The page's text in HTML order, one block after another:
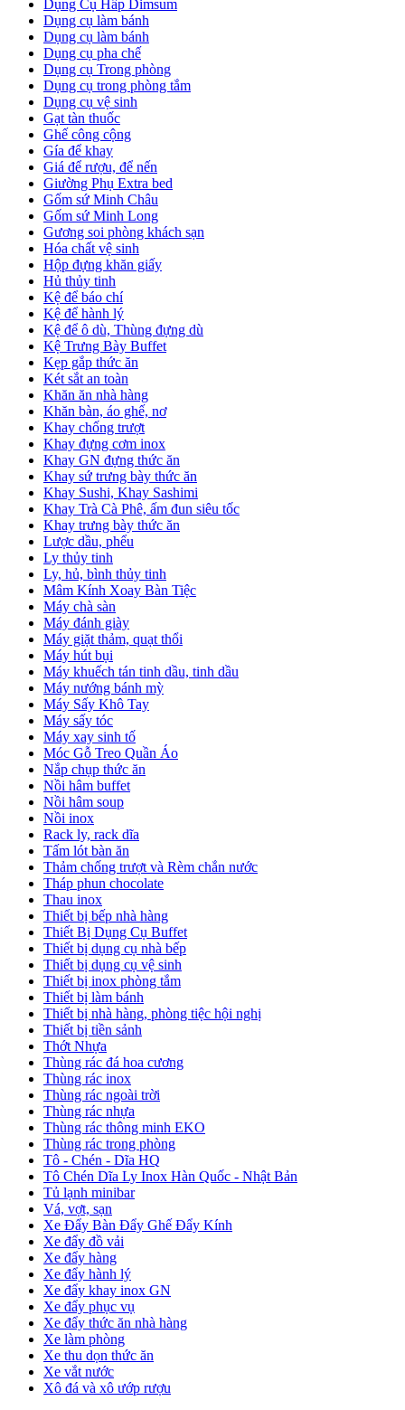
Dụng Cụ Hấp Dimsum
Dụng cụ làm bánh
Dụng cụ làm bánh
Dụng cụ pha chế
Dụng cụ Trong phòng
Dụng cụ trong phòng tắm
Dụng cụ vệ sinh
Gạt tàn thuốc
Ghế công cộng
Gía để khay
Giá để rượu, để nến
Giường Phụ Extra bed
Gốm sứ Minh Châu
Gốm sứ Minh Long
Gương soi phòng khách sạn
Hóa chất vệ sinh
Hộp đựng khăn giấy
Hủ thủy tinh
Kệ để báo chí
Kệ để hành lý
Kệ để ô dù, Thùng đựng dù
Kệ Trưng Bày Buffet
Kẹp gắp thức ăn
Két sắt an toàn
Khăn ăn nhà hàng
Khăn bàn, áo ghế, nơ
Khay chống trượt
Khay đựng cơm inox
Khay GN đựng thức ăn
Khay sứ trưng bày thức ăn
Khay Sushi, Khay Sashimi
Khay Trà Cà Phê, ấm đun siêu tốc
Khay trưng bày thức ăn
Lược dầu, phểu
Ly thủy tinh
Ly, hủ, bình thủy tinh
Mâm Kính Xoay Bàn Tiệc
Máy chà sàn
Máy đánh giày
Máy giặt thảm, quạt thổi
Máy hút bụi
Máy khuếch tán tinh dầu, tinh dầu
Máy nướng bánh mỳ
Máy Sấy Khô Tay
Máy sấy tóc
Máy xay sinh tố
Móc Gỗ Treo Quần Áo
Nắp chụp thức ăn
Nồi hâm buffet
Nồi hâm soup
Nồi inox
Rack ly, rack dĩa
Tấm lót bàn ăn
Thảm chống trượt và Rèm chắn nước
Tháp phun chocolate
Thau inox
Thiết bị bếp nhà hàng
Thiết Bị Dụng Cụ Buffet
Thiết bị dụng cụ nhà bếp
Thiết bị dụng cụ vệ sinh
Thiết bị inox phòng tắm
Thiết bị làm bánh
Thiết bị nhà hàng, phòng tiệc hội nghị
Thiết bị tiền sảnh
Thớt Nhựa
Thùng rác đá hoa cương
Thùng rác inox
Thùng rác ngoài trời
Thùng rác nhựa
Thùng rác thông minh EKO
Thùng rác trong phòng
Tô - Chén - Dĩa HQ
Tô Chén Dĩa Ly Inox Hàn Quốc - Nhật Bản
Tủ lạnh minibar
Vá, vợt, sạn
Xe Đẩy Bàn Đẩy Ghế Đẩy Kính
Xe đẩy đồ vải
Xe đẩy hàng
Xe đẩy hành lý
Xe đẩy khay inox GN
Xe đẩy phục vụ
Xe đẩy thức ăn nhà hàng
Xe làm phòng
Xe thu dọn thức ăn
Xe vắt nước
Xô đá và xô ướp rượu